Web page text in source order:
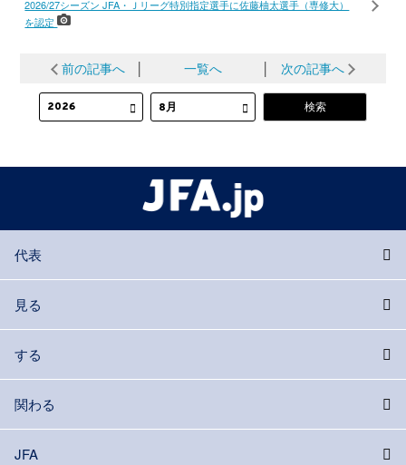
2026/27シーズン JFA・Ｊリーグ特別指定選手に佐藤柚太選手（専修大）
を認定
前の記事へ 一覧へ 次の記事へ
代表
見る
する
関わる
JFA